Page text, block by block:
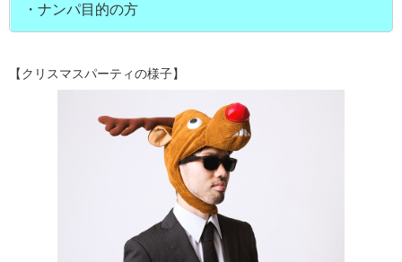
・ナンパ目的の方
【クリスマスパーティの様子】